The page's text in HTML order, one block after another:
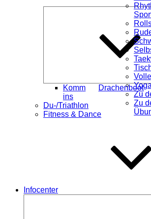
Komm
ins
Drachenboot
Du-/Triathlon
Fitness & Dance
Zu
Zu
Infocenter